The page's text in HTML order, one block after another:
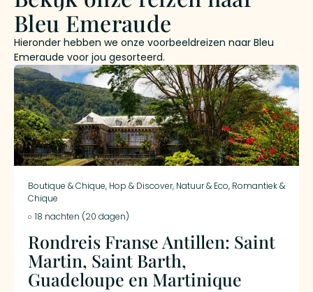
Bleu Emeraude
Hieronder hebben we onze voorbeeldreizen naar Bleu
Emeraude voor jou gesorteerd.
Boutique & Chique, Hop & Discover, Natuur & Eco, Romantiek &
Chique
18 nachten (20 dagen)
Rondreis Franse Antillen: Saint
Martin, Saint Barth,
Guadeloupe en Martinique